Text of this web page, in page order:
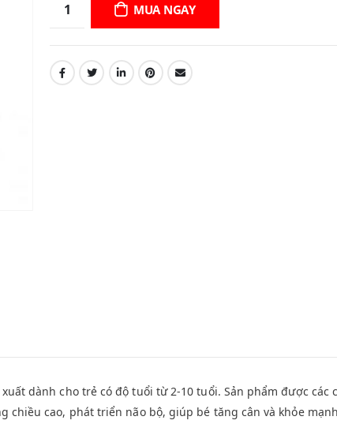
MUA NGAY
dành cho trẻ có độ tuổi từ 2-10 tuổi. Sản phẩm được các
cao, phát triển não bộ, giúp bé tăng cân và khỏe